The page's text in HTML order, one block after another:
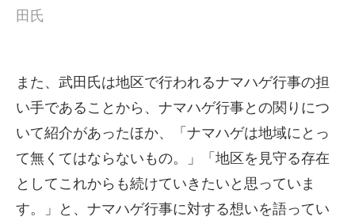
田氏
また、武田氏は地区で行われるナマハゲ行事の担
い手であることから、ナマハゲ行事との関りにつ
いて紹介があったほか、「ナマハゲは地域にとっ
て無くてはならないもの。」「地区を見守る存在
としてこれからも続けていきたいと思っていま
す。」と、ナマハゲ行事に対する想いを語ってい